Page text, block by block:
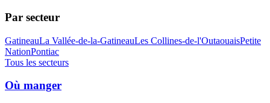
Par secteur
GatineauLa Vallée-de-la-GatineauLes Collines-de-l'OutaouaisPetite
NationPontiac
Tous les secteurs
Où manger